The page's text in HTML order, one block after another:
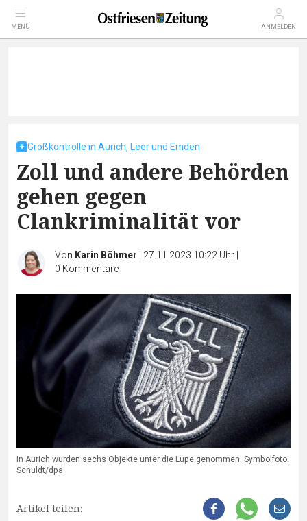
MENÜ ANMELDEN
Großkontrolle in Aurich, Leer und Emden
Zoll und andere Behörden
gehen gegen
Clankriminalität vor
Von Karin Böhmer | 27.11.2023 10:22 Uhr|
0 Kommentare
In Aurich wurden sechs Objekte unter die Lupe genommen. Symbolfoto:
Schuldt/dpa
Artikel teilen: